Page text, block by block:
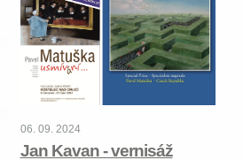
06. 09. 2024
Jan Kavan - vernisáž